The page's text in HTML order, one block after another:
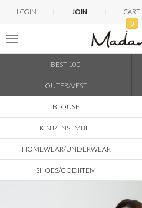
LOGIN JOIN CART
0
BEST 100
OUTER/VEST
BLOUSE
KINT/ENSEMBLE
HOMEWEAR/UNDERWEAR
SHOES/CODIITEM